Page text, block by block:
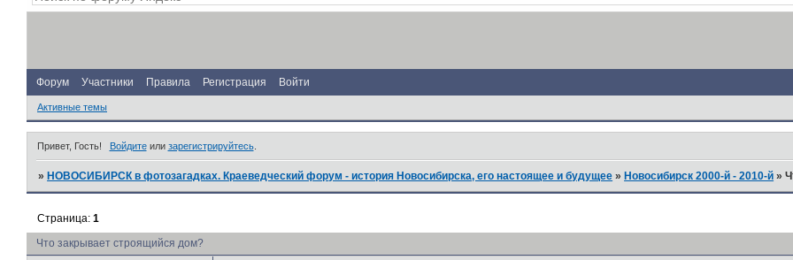
Форум Участники Правила Регистрация Войти
Активные темы
Привет, Гость! Войдитеили зарегистрируйтесь.
»НОВОСИБИРСК в фотозагадках. Краеведческий форум - история Новосибирска, его настоящее и будущее »Новосибирск 2000-й - 2010-й »
Что закрывает строящийся дом?
Страница:1